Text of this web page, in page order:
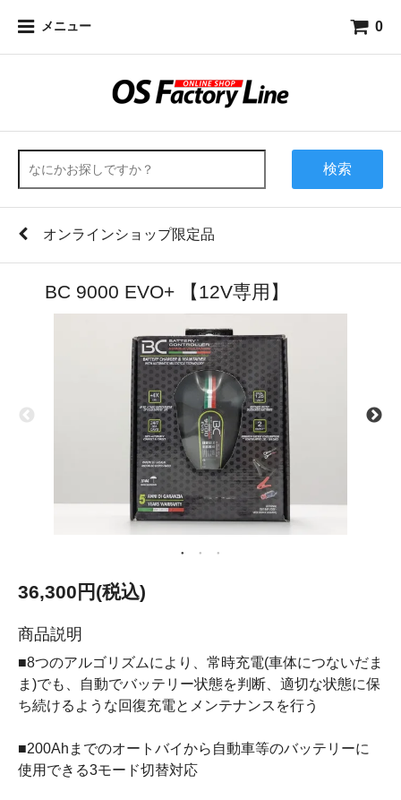
メニュー 0
検索
オンラインショップ限定品
BC 9000 EVO+ 【12V専用】
36,300円(税込)
商品説明
■8つのアルゴリズムにより、常時充電(車体につないだま
ま)でも、自動でバッテリー状態を判断、適切な状態に保
ち続けるような回復充電とメンテナンスを行う
■200Ahまでのオートバイから自動車等のバッテリーに
使用できる3モード切替対応